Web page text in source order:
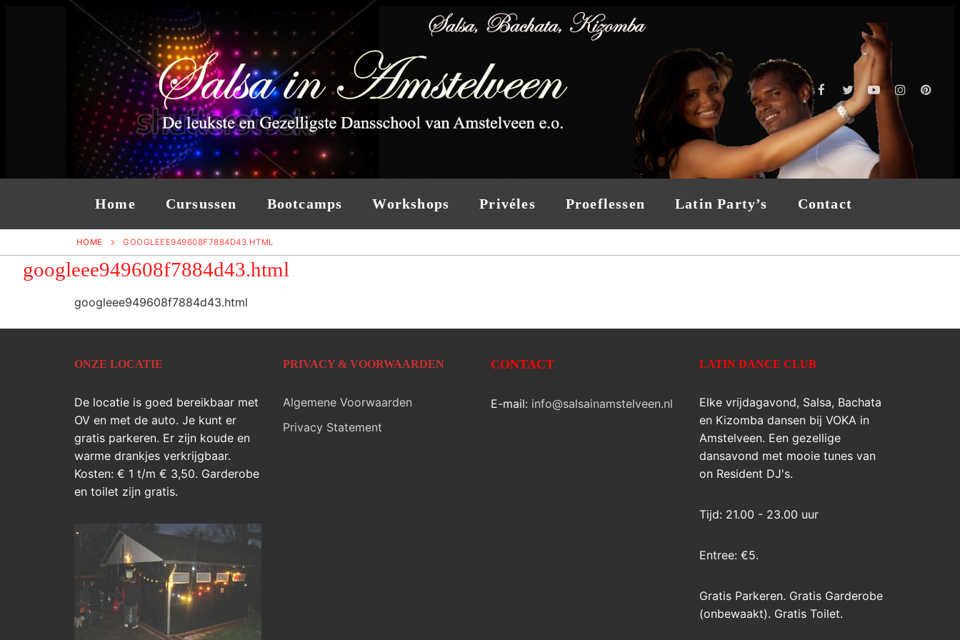
Home Cursussen Bootcamps Workshops Privéles Proeflessen Latin Party’s Contact
HOME GOOGLEEE949608F7884D43.HTML
googleee949608f7884d43.html
googleee949608f7884d43.html
ONZE LOCATIE
De locatie is goed bereikbaar met
OV en met de auto. Je kunt er
gratis parkeren. Er zijn koude en
warme drankjes verkrijgbaar.
Kosten: € 1 t/m € 3,50. Garderobe
en toilet zijn gratis.
PRIVACY & VOORWAARDEN
Algemene Voorwaarden
Privacy Statement
CONTACT
E-mail: info@salsainamstelveen.nl
LATIN DANCE CLUB
Elke vrijdagavond, Salsa, Bachata
en Kizomba dansen bij VOKA in
Amstelveen. Een gezellige
dansavond met mooie tunes van
on Resident DJ's.
Tijd: 21.00 - 23.00 uur
Entree: €5.
Gratis Parkeren. Gratis Garderobe
(onbewaakt). Gratis Toilet.